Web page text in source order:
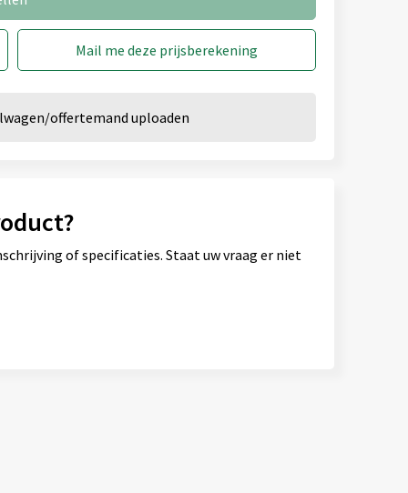
Mail me deze prijsberekening
offertemand uploaden
of specificaties. Staat uw vraag er niet